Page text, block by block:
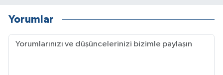
Yorumlar